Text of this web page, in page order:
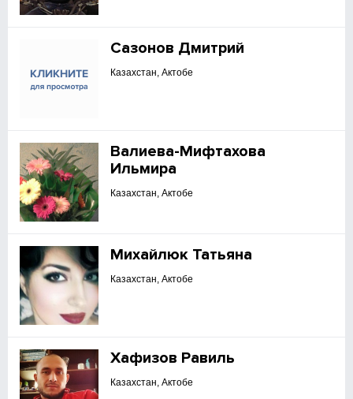
Сазонов Дмитрий
Казахстан, Актобе
Валиева-Мифтахова
Ильмира
Казахстан, Актобе
Михайлюк Татьяна
Казахстан, Актобе
Хафизов Равиль
Казахстан, Актобе